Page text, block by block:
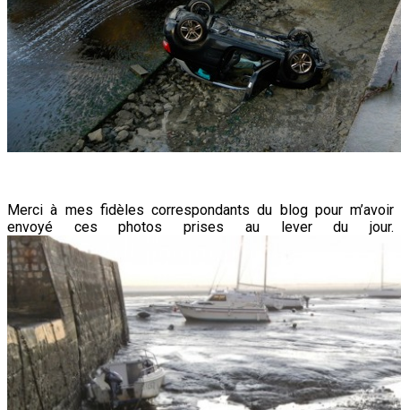
Merci à mes fidèles correspondants du blog pour m’avoir
envoyé ces photos prises au lever du jour.